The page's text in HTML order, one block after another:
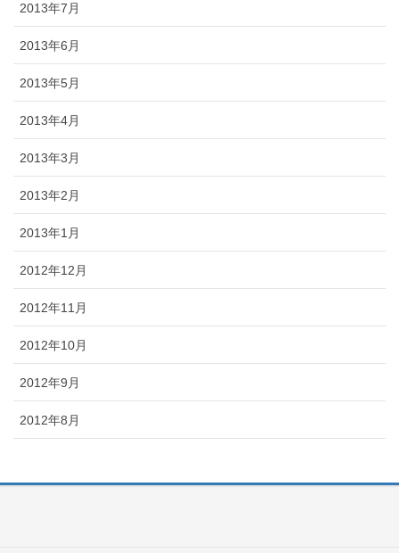
2013年7月
2013年6月
2013年5月
2013年4月
2013年3月
2013年2月
2013年1月
2012年12月
2012年11月
2012年10月
2012年9月
2012年8月